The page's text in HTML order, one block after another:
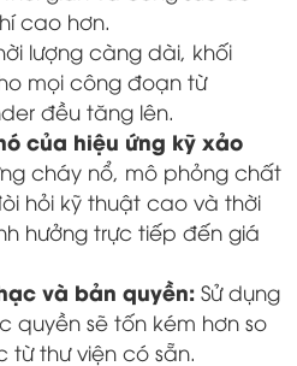
cao hơn.
lượng càng dài, khối
mọi công đoạn từ
đều tăng lên.
của hiệu ứng kỹ xảo
cháy nổ, mô phỏng chất
hỏi kỹ thuật cao và thời
hưởng trực tiếp đến giá
và bản quyền: Sử dụng
quyền sẽ tốn kém hơn so
từ thư viện có sẵn.